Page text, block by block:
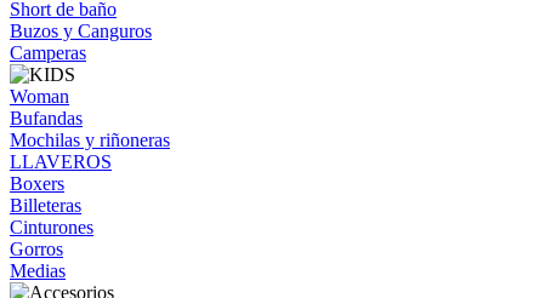
Short de baño
Buzos y Canguros
Camperas
Woman
Bufandas
Mochilas y riñoneras
LLAVEROS
Boxers
Billeteras
Cinturones
Gorros
Medias